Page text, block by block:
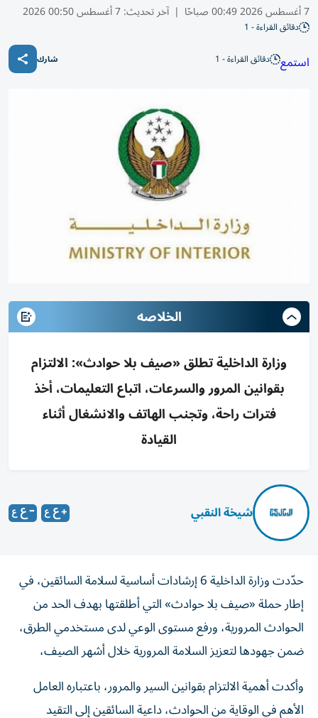
7 أغسطس 2026 00:49 صباحًا | آخر تحديث:7 أغسطس 00:50 2026
دقائق القراءة - 1
استمع دقائق القراءة - 1 شارك
الخلاصه
وزارة الداخلية تطلق «صيف بلا حوادث»: الالتزام
بقوانين المرور والسرعات، اتباع التعليمات، أخذ
فترات راحة، وتجنب الهاتف والانشغال أثناء
القيادة
شيخة النقبي
حدّدت وزارة الداخلية 6 إرشادات أساسية لسلامة السائقين، في
إطار حملة «صيف بلا حوادث» التي أطلقتها بهدف الحد من
الحوادث المرورية، ورفع مستوى الوعي لدى مستخدمي الطرق،
ضمن جهودها لتعزيز السلامة المرورية خلال أشهر الصيف،
وأكدت أهمية الالتزام بقوانين السير والمرور، باعتباره العامل
الأهم في الوقاية من الحوادث، داعية السائقين إلى التقيد